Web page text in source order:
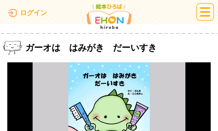
ログイン 絵本ひろば
ガーオは はみがき だーいすき